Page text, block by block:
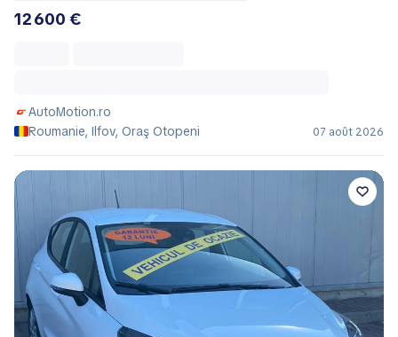
12 600 €
AutoMotion.ro
Roumanie, Ilfov, Oraş Otopeni
07 août 2026